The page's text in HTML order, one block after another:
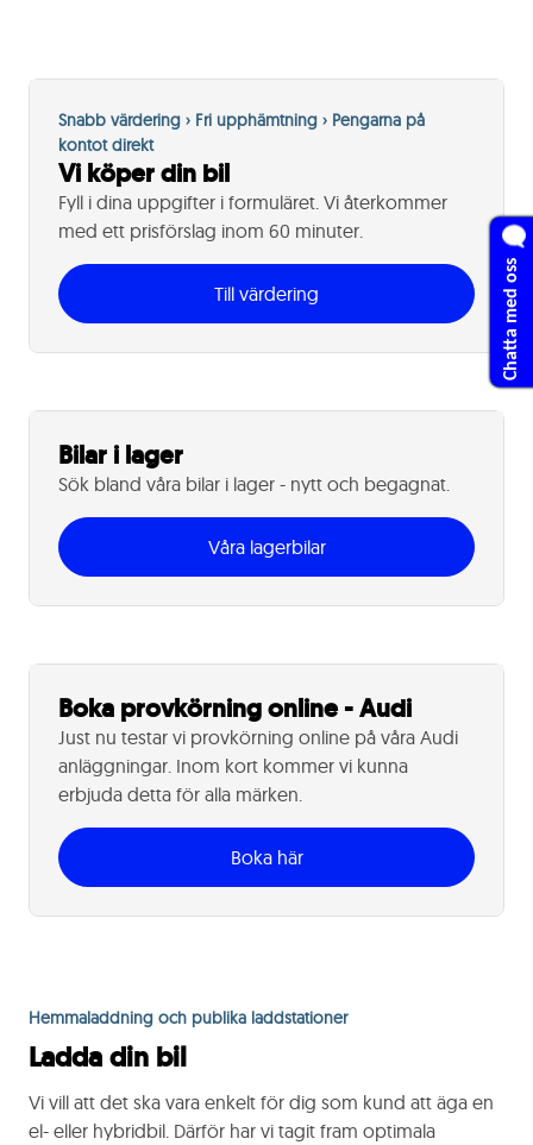
Snabb värdering › Fri upphämtning › Pengarna på
kontot direkt
Vi köper din bil
Fyll i dina uppgifter i formuläret. Vi återkommer
med ett prisförslag inom 60 minuter.
Till värdering
Bilar i lager
Sök bland våra bilar i lager - nytt och begagnat.
Våra lagerbilar
Boka provkörning online - Audi
Just nu testar vi provkörning online på våra Audi
anläggningar. Inom kort kommer vi kunna
erbjuda detta för alla märken.
Boka här
Hemmaladdning och publika laddstationer
Ladda din bil
Vi vill att det ska vara enkelt för dig som kund att äga en
el- eller hybridbil. Därför har vi tagit fram optimala
Chatta med oss